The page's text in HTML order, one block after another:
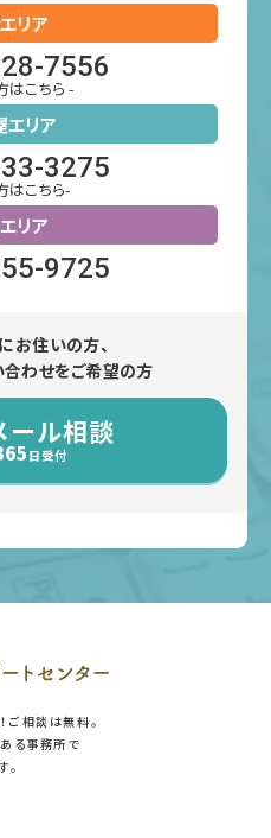
リア
7556
こちら -
エリア
3275
はこちら-
リア
9725
お住いの方、
わせをご希望の方
ール相談
日受付
相談は無料。
る事務所で
。